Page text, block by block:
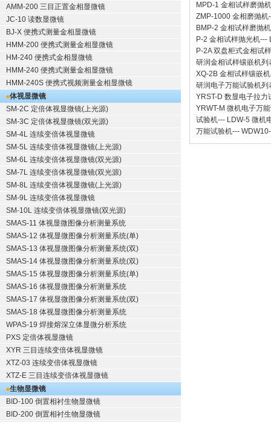
AMM-200 三目正置金相显微镜
JC-10 读数显微镜
BJ-X 便携式测量金相显微镜
HMM-200 便携式测量金相显微镜
HM-240 便携式金相显微镜
HMM-240 便携式测量金相显微镜
HMM-240S 便携式视频测量金相显微镜
体视显微镜
SM-2C 定倍体视显微镜(上光源)
SM-3C 定倍体视显微镜(双光源)
SM-4L 连续变倍体视显微镜
SM-5L 连续变倍体视显微镜(上光源)
SM-6L 连续变倍体视显微镜(双光源)
SM-7L 连续变倍体视显微镜(双光源)
SM-8L 连续变倍体视显微镜(上光源)
SM-9L 连续变倍体视显微镜
SM-10L 连续变倍体视显微镜(双光源)
SMAS-11 体视显微图像分析测量系统
SMAS-12 体视显微图像分析测量系统(单)
SMAS-13 体视显微图像分析测量系统(双)
SMAS-14 体视显微图像分析测量系统(双)
SMAS-15 体视显微图像分析测量系统(单)
SMAS-16 体视显微图像分析测量系统
SMAS-17 体视显微图像分析测量系统(双)
SMAS-18 体视显微图像分析测量系统
WPAS-19 焊接熔深立体显微分析系统
PXS 定倍体视显微镜
XYR 三目连续变倍体视显微镜
XTZ-03 连续变倍体视显微镜
XTZ-E 三目连续变倍体视显微镜
生物显微镜
BID-100 倒置相衬生物显微镜
BID-200 倒置相衬生物显微镜
MPD-1 金相试样磨抛机
ZMP-1000 金相磨抛机
BMP-2 金相试样磨抛机
P-2 金相试样抛光机---
P-2A 双盘柜式金相试
研润金相试样镶嵌机列
XQ-2B 金相试样镶嵌机
研润电子万能试验机列
YRST-D 数显电子拉力
YRWT-M 微机电子万
试验机--- LDW-5 微机
万能试验机---